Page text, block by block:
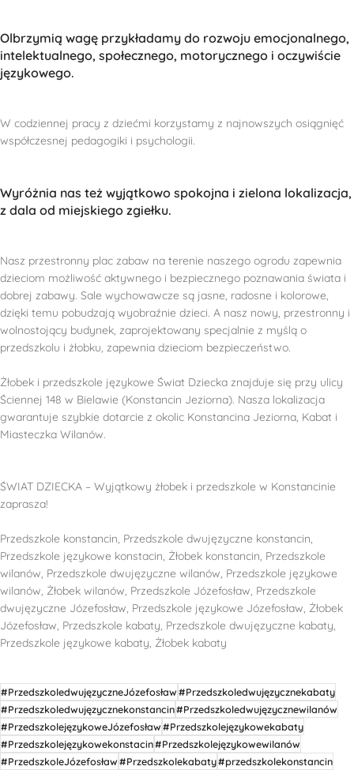
Olbrzymią wagę przykładamy do rozwoju emocjonalnego,
intelektualnego, społecznego, motorycznego i oczywiście
językowego.
W codziennej pracy z dziećmi korzystamy z najnowszych osiągnięć
współczesnej pedagogiki i psychologii.
Wyróżnia nas też wyjątkowo spokojna i zielona lokalizacja,
z dala od miejskiego zgiełku.
Nasz przestronny plac zabaw na terenie naszego ogrodu zapewnia
dzieciom możliwość aktywnego i bezpiecznego poznawania świata i
dobrej zabawy. Sale wychowawcze są jasne, radosne i kolorowe,
dzięki temu pobudzają wyobraźnie dzieci. A nasz nowy, przestronny i
wolnostojący budynek, zaprojektowany specjalnie z myślą o
przedszkolu i żłobku, zapewnia dzieciom bezpieczeństwo.
Żłobek i przedszkole językowe Świat Dziecka znajduje się przy ulicy
Ściennej 148 w Bielawie (Konstancin Jeziorna). Nasza lokalizacja
gwarantuje szybkie dotarcie z okolic Konstancina Jeziorna, Kabat i
Miasteczka Wilanów.
ŚWIAT DZIECKA – Wyjątkowy żłobek i przedszkole w Konstancinie
zaprasza!
Przedszkole konstancin, Przedszkole dwujęzyczne konstancin,
Przedszkole językowe konstacin, Żłobek konstancin, Przedszkole
wilanów, Przedszkole dwujęzyczne wilanów, Przedszkole językowe
wilanów, Żłobek wilanów, Przedszkole Józefosław, Przedszkole
dwujęzyczne Józefosław, Przedszkole językowe Józefosław, Żłobek
Józefosław, Przedszkole kabaty, Przedszkole dwujęzyczne kabaty,
Przedszkole językowe kabaty, Żłobek kabaty
#PrzedszkoledwujęzyczneJózefosław#Przedszkoledwujęzycznekabaty
#Przedszkoledwujęzycznekonstancin#Przedszkoledwujęzycznewilanów
#PrzedszkolejęzykoweJózefosław#Przedszkolejęzykowekabaty
#Przedszkolejęzykowekonstacin#Przedszkolejęzykowewilanów
#PrzedszkoleJózefosław#Przedszkolekabaty#przedszkolekonstancin